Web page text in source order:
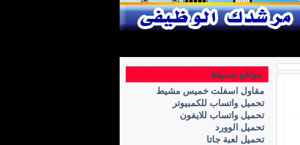
مواقع صديقة
مقاول اسفلت خميس مشيط
تحميل واتساب للكمبيوتر
تحميل واتساب للايفون
تحميل الوورد
تحميل لعبة جاتا